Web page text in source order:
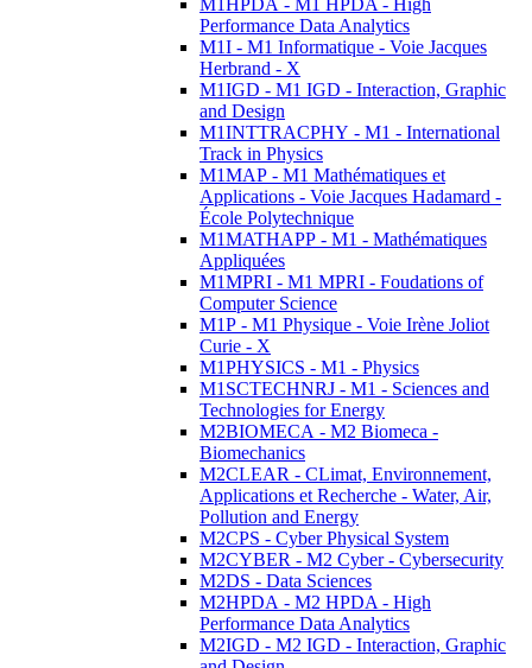
M1HPDA - M1 HPDA - High
Performance Data Analytics
M1I - M1 Informatique - Voie Jacques
Herbrand - X
M1IGD - M1 IGD - Interaction, Graphic
and Design
M1INTTRACPHY - M1 - International
Track in Physics
M1MAP - M1 Mathématiques et
Applications - Voie Jacques Hadamard -
École Polytechnique
M1MATHAPP - M1 - Mathématiques
Appliquées
M1MPRI - M1 MPRI - Foudations of
Computer Science
M1P - M1 Physique - Voie Irène Joliot
Curie - X
M1PHYSICS - M1 - Physics
M1SCTECHNRJ - M1 - Sciences and
Technologies for Energy
M2BIOMECA - M2 Biomeca -
Biomechanics
M2CLEAR - CLimat, Environnement,
Applications et Recherche - Water, Air,
Pollution and Energy
M2CPS - Cyber Physical System
M2CYBER - M2 Cyber - Cybersecurity
M2DS - Data Sciences
M2HPDA - M2 HPDA - High
Performance Data Analytics
M2IGD - M2 IGD - Interaction, Graphic